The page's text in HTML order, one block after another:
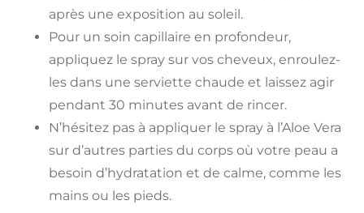
après une exposition au soleil.
Pour un soin capillaire en profondeur,
appliquez le spray sur vos cheveux, enroulez-
les dans une serviette chaude et laissez agir
pendant 30 minutes avant de rincer.
N’hésitez pas à appliquer le spray à l’Aloe Vera
sur d’autres parties du corps où votre peau a
besoin d’hydratation et de calme, comme les
mains ou les pieds.